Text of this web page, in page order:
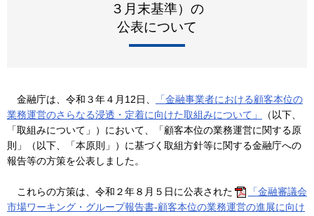
３月末基準）の
公表について
金融庁は、令和３年４月12日、
「金融事業者における顧客本位の
業務運営のさらなる浸透・定着に向けた取組みについて」
（以下、
「取組みについて」）において、「顧客本位の業務運営に関する原
則」（以下、「本原則」）に基づく取組方針等に関する金融庁への
報告等の方策を公表しました。
これらの方策は、令和２年８月５日に公表された
「金融審議会
市場ワーキング・グループ報告書-顧客本位の業務運営の進展に向け